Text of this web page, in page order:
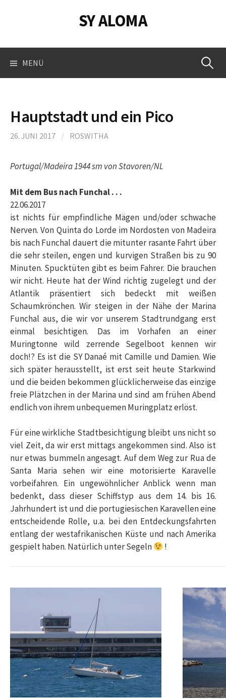
SY ALOMA
MENÜ Suchen
Hauptstadt und ein Pico
26. JUNI 2017 / ROSWITHA
Portugal/Madeira 1944 sm von Stavoren/NL
Mit dem Bus nach Funchal . . .
22.06.2017
ist nichts für empfindliche Mägen und/oder schwache
Nerven. Von Quinta do Lorde im Nordosten von Madeira
bis nach Funchal dauert die mitunter rasante Fahrt über
die sehr steilen, engen und kurvigen Straßen bis zu 90
Minuten. Spucktüten gibt es beim Fahrer. Die brauchen
wir nicht. Heute hat der Wind richtig zugelegt und der
Atlantik präsentiert sich bedeckt mit weißen
Schaumkrönchen. Wir steigen in der Nähe der Marina
Funchal aus, die wir vor unserem Stadtrundgang erst
einmal besichtigen. Das im Vorhafen an einer
Muringtonne wild zerrende Segelboot kennen wir
doch!? Es ist die SY Danaé mit Camille und Damien. Wie
sich später herausstellt, ist erst seit heute Starkwind
und die beiden bekommen glücklicherweise das einzige
freie Plätzchen in der Marina und sind am frühen Abend
endlich von ihrem unbequemen Muringplatz erlöst.
Für eine wirkliche Stadtbesichtigung bleibt uns nicht so
viel Zeit, da wir erst mittags angekommen sind. Also ist
nur etwas bummeln angesagt. Auf dem Weg zur Rua de
Santa Maria sehen wir eine motorisierte Karavelle
vorbeifahren. Ein ungewöhnlicher Anblick wenn man
bedenkt, dass dieser Schiffstyp aus dem 14. bis 16.
Jahrhundert ist und die portugiesischen Karavellen eine
entscheidende Rolle, u.a. bei den Entdeckungsfahrten
entlang der westafrikanischen Küste und nach Amerika
gespielt haben. Natürlich unter Segeln
!